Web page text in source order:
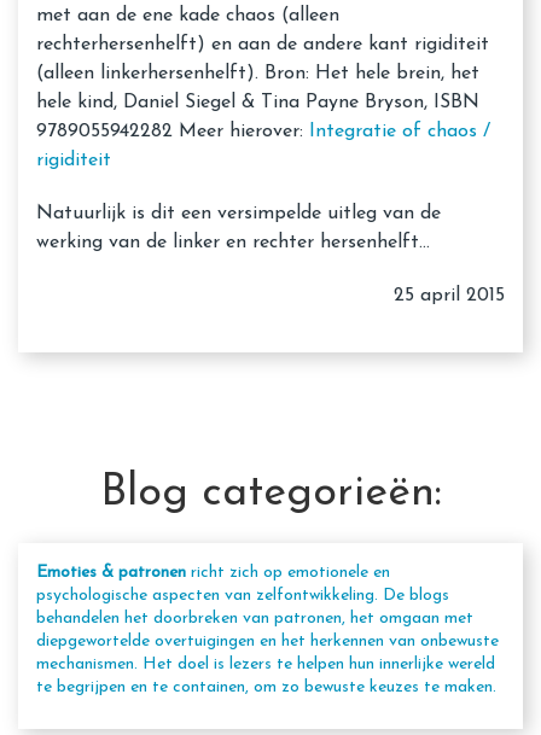
met aan de ene kade chaos (alleen
rechterhersenhelft) en aan de andere kant rigiditeit
(alleen linkerhersenhelft). Bron: Het hele brein, het
hele kind, Daniel Siegel & Tina Payne Bryson, ISBN
9789055942282 Meer hierover:
Integratie of chaos /
rigiditeit
Natuurlijk is dit een versimpelde uitleg van de
werking van de linker en rechter hersenhelft…
25 april 2015
Blog categorieën:
Emoties & patronen richt zich op emotionele en
psychologische aspecten van zelfontwikkeling. De blogs
behandelen het doorbreken van patronen, het omgaan met
diepgewortelde overtuigingen en het herkennen van onbewuste
mechanismen. Het doel is lezers te helpen hun innerlijke wereld
te begrijpen en te containen, om zo bewuste keuzes te maken.